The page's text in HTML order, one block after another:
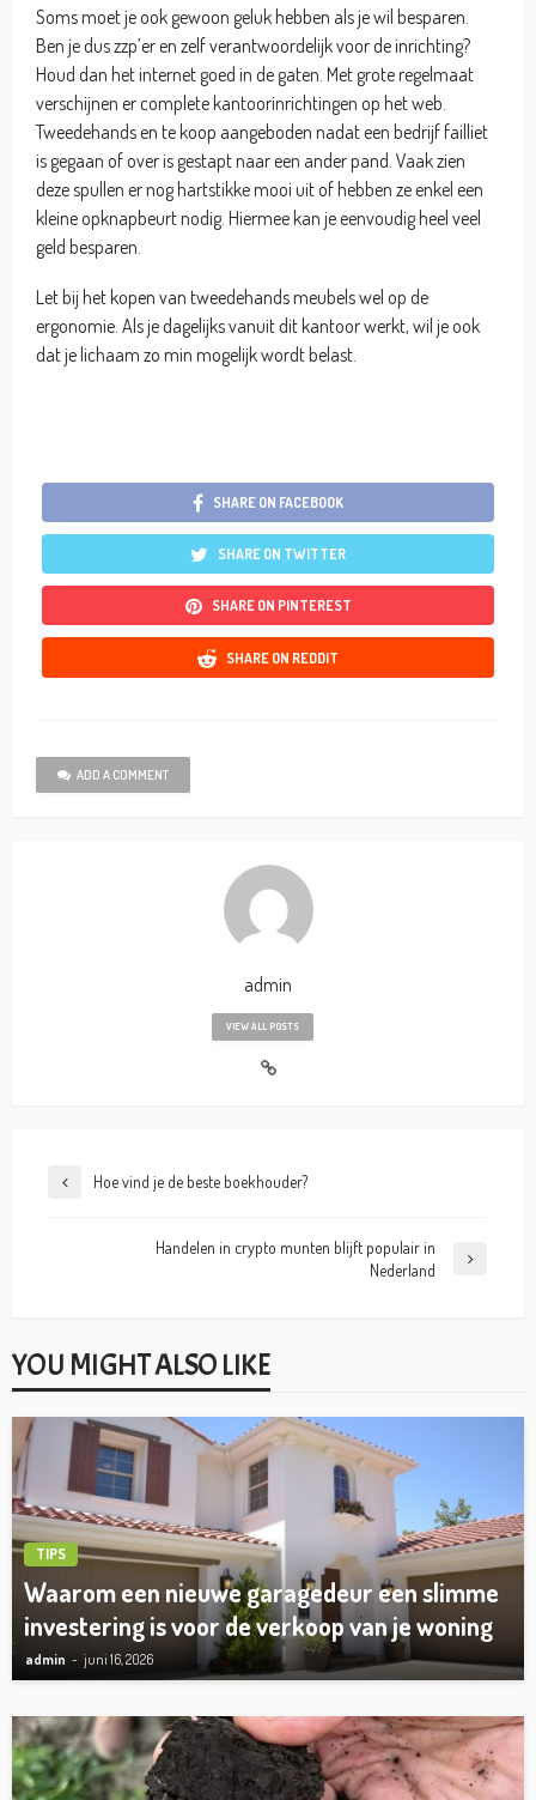
Soms moet je ook gewoon geluk hebben als je wil besparen.
Ben je dus zzp’er en zelf verantwoordelijk voor de inrichting?
Houd dan het internet goed in de gaten. Met grote regelmaat
verschijnen er complete kantoorinrichtingen op het web.
Tweedehands en te koop aangeboden nadat een bedrijf failliet
is gegaan of over is gestapt naar een ander pand. Vaak zien
deze spullen er nog hartstikke mooi uit of hebben ze enkel een
kleine opknapbeurt nodig. Hiermee kan je eenvoudig heel veel
geld besparen.
Let bij het kopen van tweedehands meubels wel op de
ergonomie. Als je dagelijks vanuit dit kantoor werkt, wil je ook
dat je lichaam zo min mogelijk wordt belast.
SHARE ON FACEBOOK
SHARE ON TWITTER
SHARE ON PINTEREST
SHARE ON REDDIT
ADD A COMMENT
admin
VIEW ALL POSTS
Hoe vind je de beste boekhouder?
Handelen in crypto munten blijft populair in
Nederland
YOU MIGHT ALSO LIKE
TIPS
Waarom een nieuwe garagedeur een slimme
investering is voor de verkoop van je woning
admin juni 16, 2026